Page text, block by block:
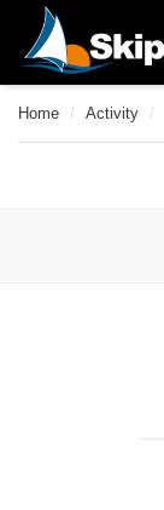
Home / Activity /